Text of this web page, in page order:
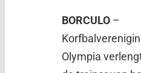
BORCULO –
Olympia